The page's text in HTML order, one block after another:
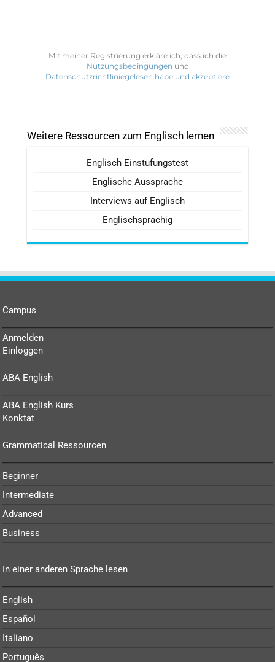
Mit meiner Registrierung erkläre ich, dass ich die
Nutzungsbedingungen und
Datenschutzrichtliniegelesen habe und akzeptiere
Weitere Ressourcen zum Englisch lernen
Englisch Einstufungstest
Englische Aussprache
Interviews auf Englisch
Englischsprachig
Campus
Anmelden
Einloggen
ABA English
ABA English Kurs
Konktat
Grammatical Ressourcen
Beginner
Intermediate
Advanced
Business
In einer anderen Sprache lesen
English
Español
Italiano
Português